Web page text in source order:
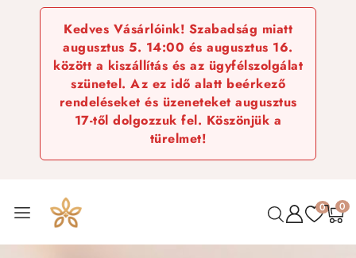
Kedves Vásárlóink! Szabadság miatt
augusztus 5. 14:00 és augusztus 16.
között a kiszállítás és az ügyfélszolgálat
szünetel. Az ez idő alatt beérkező
rendeléseket és üzeneteket augusztus
17-től dolgozzuk fel. Köszönjük a
türelmet!
0 0